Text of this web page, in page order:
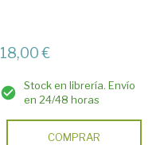
18,00 €
Stock en librería. Envío
en 24/48 horas
COMPRAR